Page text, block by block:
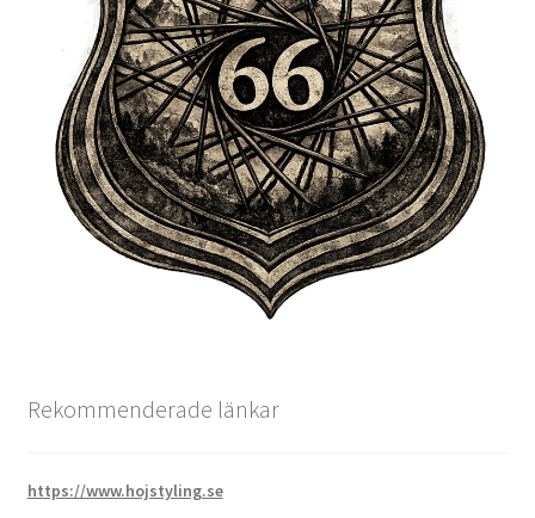
Rekommenderade länkar
https://www.hojstyling.se